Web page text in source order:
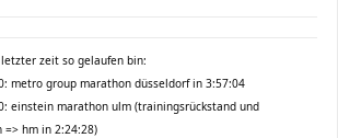
zeit so gelaufen bin:
metro group marathon düsseldorf in 3:57:04
einstein marathon ulm (trainingsrückstand und
=> hm in 2:24:28)